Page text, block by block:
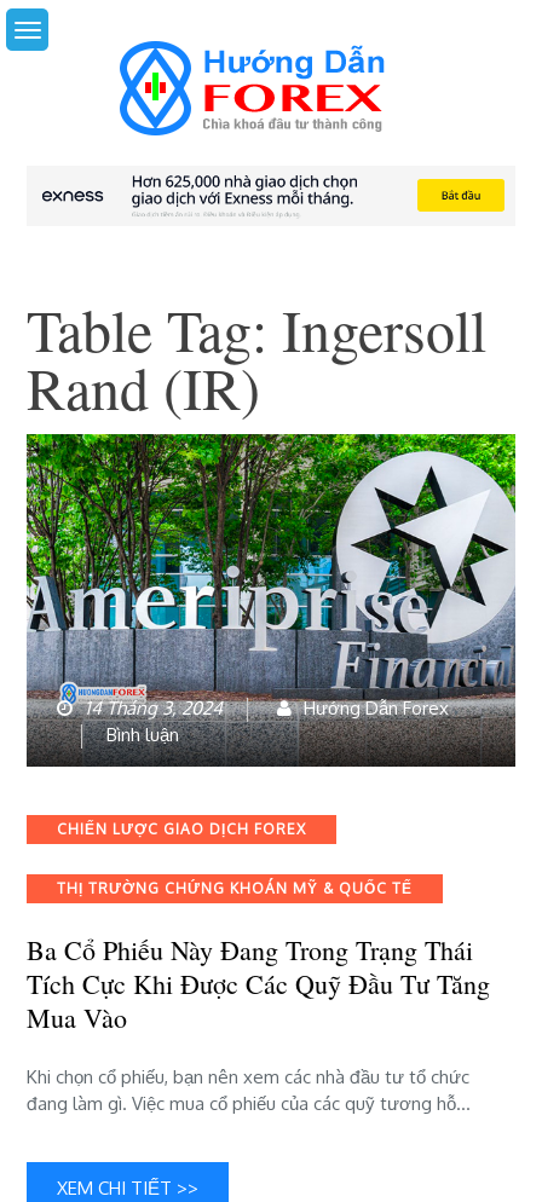
Skip
to
Table Tag:Ingersoll
Rand (IR)
14 Tháng 3, 2024
Hướng Dẫn Forex
Bình luậnbài
viết
cổ
phiếu
đang
trạng
thái
tích
được
các
đầu
tư
Categories
CHIẾN LƯỢC GIAO DỊCH FOREX
THỊ TRƯỜNG CHỨNG KHOÁN MỸ & QUỐC TẾ
Ba Cổ Phiếu Này Đang Trong Trạng Thái
Tích Cực Khi Được Các Quỹ Đầu Tư Tăng
Mua Vào
Khi chọn cổ phiếu, bạn nên xem các nhà đầu tư tổ chức
đang làm gì. Việc mua cổ phiếu của các quỹ tương hỗ…
XEM CHI TIẾT >>